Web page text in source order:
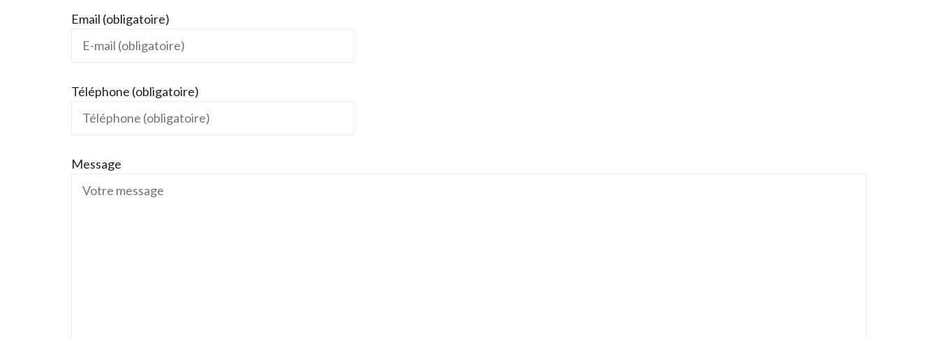
Email (obligatoire)
Téléphone (obligatoire)
Message